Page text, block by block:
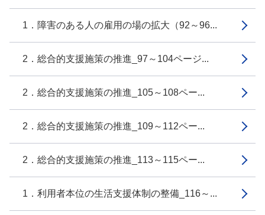
1．障害のある人の雇用の場の拡大（92～96...
2．総合的支援施策の推進_97～104ページ...
2．総合的支援施策の推進_105～108ペー...
2．総合的支援施策の推進_109～112ペー...
2．総合的支援施策の推進_113～115ペー...
1．利用者本位の生活支援体制の整備_116～...